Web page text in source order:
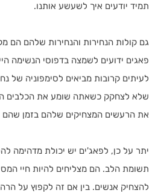
תמיד יודעים איך לשעשע אותנו.
גם קולות הנחירות והנחירות שלהם הם
פאגים ידועים לשמצה בדפוסי הנשימה
לעיתים קרובות מביאים לסימפוניה של
שלא לצחקק כשאתה שומע את הכלבים
את הרעשים המצחיקים שלהם בזמן שהם
יתר על כן, לפאג'ים יש יכולת מדהימה
תשומת הלב. הם מצליחים להיות חיי
להצחיק אנשים. בין אם זה לקפוץ על